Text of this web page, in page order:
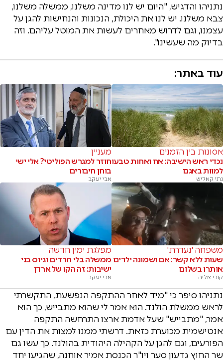
נתניהו והדגיש, "היום יש לנו מדינה משלנו, ממשלה משלנו,
צבא משלנו. יש לנו את היכולת, הנכונות והנחישות להגן על
עצמנו, וגם לדרוש מאחרים לעשות את המוטל עליהם. וזה
בדיוק מה שעשינו".
עוד באתר:
אסונות בין הזמנים
נכדי ראש הישיבה: אח ואחות טבעו
למוות באגם
נתי קאליש
מעניין
חוזר למגרש הפוליטי? אלי ישי
בוחן חיבורים
אבי יעקב
משפחה 'נעדרת'
שעות ללא קשר: אם ושמונה ילדים
אותרו בשלום
קובי אליה
מפלגת ימין חדשה
ממשלה בלי חרדים וגיוס בני
ישיבות: זה הקו של ארדן
אבי יעקב
נתניהו סיפר כי "מיד לאחר ההתקפה הנפשעת, התקשרתי
לראש ממשלת הולנד. הוא אמר לי שהוא מתבייש, כך הוא
אמר, "מתבייש" שעל אדמת ארצו התרחשה התקפה
אנטישמית מכוערת כזאת. דרשתי ממנו למצות את הדין עם
הפורעים, וגם להגן על הקהילה היהודית בהולנד. כך עשו גם
שר החוץ גדעון סער ויו"ר הכנסת אמיר אוחנה, שהגיעו יחד